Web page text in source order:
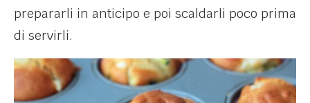
prepararli in anticipo e poi scaldarli poco prima
di servirli.